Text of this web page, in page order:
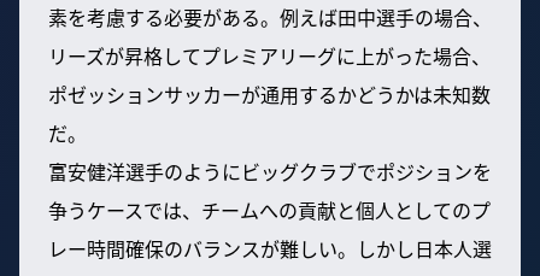
素を考慮する必要がある。例えば田中選手の場合、
リーズが昇格してプレミアリーグに上がった場合、
ポゼッションサッカーが通用するかどうかは未知数
だ。
富安健洋選手のようにビッグクラブでポジションを
争うケースでは、チームへの貢献と個人としてのプ
レー時間確保のバランスが難しい。しかし日本人選